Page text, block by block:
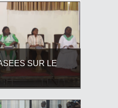
SUR LE